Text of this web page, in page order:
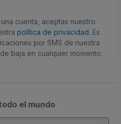
cuenta, aceptas nuestro
política de privacidad. Es
por SMS de nuestra
baja en cualquier momento.
el mundo